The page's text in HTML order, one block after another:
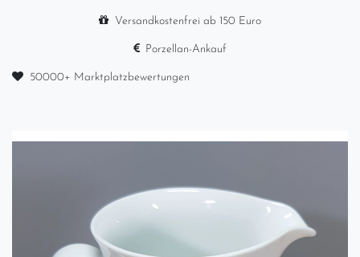
Versandkostenfrei ab 150 Euro
Porzellan-Ankauf
50000+ Marktplatzbewertungen